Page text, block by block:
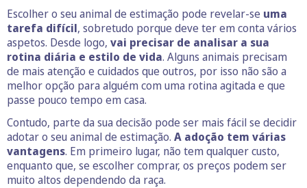
Escolher o seu animal de estimação pode revelar-se uma
tarefa difícil, sobretudo porque deve ter em conta vários
aspetos. Desde logo, vai precisar de analisar a sua
rotina diária e estilo de vida. Alguns animais precisam
de mais atenção e cuidados que outros, por isso não são a
melhor opção para alguém com uma rotina agitada e que
passe pouco tempo em casa.
Contudo, parte da sua decisão pode ser mais fácil se decidir
adotar o seu animal de estimação. A adoção tem várias
vantagens. Em primeiro lugar, não tem qualquer custo,
enquanto que, se escolher comprar, os preços podem ser
muito altos dependendo da raça.